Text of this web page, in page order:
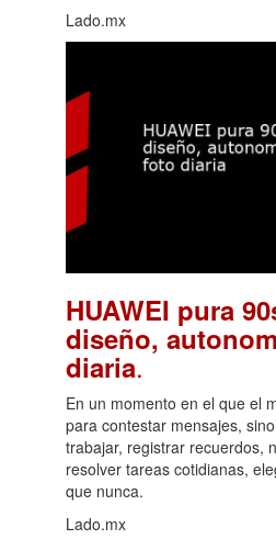
Lado.mx
HUAWEI pura
diseño,
diaria.
En un momento en el que el
para contestar mensajes,
trabajar, registrar recuerdos,
resolver tareas cotidianas,
que nunca.
Lado.mx